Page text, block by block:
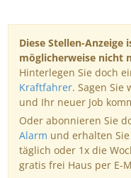
Diese Stellen-Anzeige
möglicherweise nicht
Hinterlegen Sie doch
Kraftfahrer. Sagen Sie
und Ihr neuer Job
Oder abonnieren Sie
Alarm und erhalten
täglich oder 1x die
gratis frei Haus per E-